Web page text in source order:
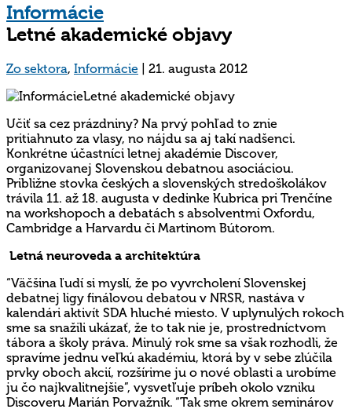
Informácie
Letné akademické objavy
Zo sektora, Informácie 21. augusta 2012
Učiť sa cez prázdniny? Na prvý pohľad to znie
pritiahnuto za vlasy, no nájdu sa aj takí nadšenci.
Konkrétne účastníci letnej akadémie Discover,
organizovanej Slovenskou debatnou asociáciou.
Približne stovka českých a slovenských stredoškolákov
trávila 11. až 18. augusta v dedinke Kubrica pri Trenčíne
na workshopoch a debatách s absolventmi Oxfordu,
Cambridge a Harvardu či Martinom Bútorom.
Letná neuroveda a architektúra
“Väčšina ľudí si myslí, že po vyvrcholení Slovenskej
debatnej ligy finálovou debatou v NRSR, nastáva v
kalendári aktivít SDA hluché miesto. V uplynulých rokoch
sme sa snažili ukázať, že to tak nie je, prostredníctvom
tábora a školy práva. Minulý rok sme sa však rozhodli, že
spravíme jednu veľkú akadémiu, ktorá by v sebe zlúčila
prvky oboch akcií, rozšírime ju o nové oblasti a urobíme
ju čo najkvalitnejšie”, vysvetľuje príbeh okolo vzniku
Discoveru Marián Porvažník. “Tak sme okrem seminárov